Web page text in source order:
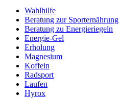
Wahlhilfe
Beratung zur Sporternährung
Beratung zu Energieriegeln
Energie-Gel
Erholung
Magnesium
Koffein
Radsport
Laufen
Hyrox